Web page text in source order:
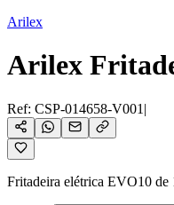
Arilex
Arilex
Ref: CSP-014658-V001 |
Fritadeira elétrica EVO10 de